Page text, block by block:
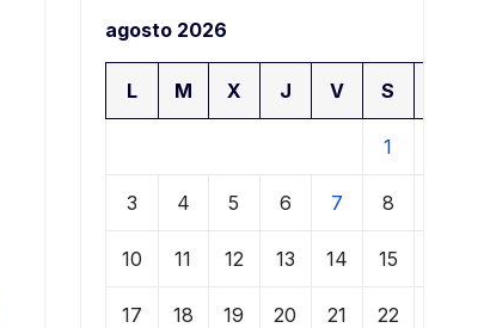
agosto 2026
L M X J V S
1
3 4 5 6 7 8
10 11 12 13 14 15
17 18 19 20 21 22